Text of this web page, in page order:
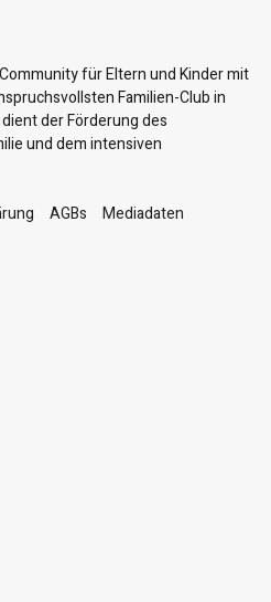
für Eltern und Kinder mit
Familien-Club in
der Förderung des
und dem intensiven
AGBs Mediadaten